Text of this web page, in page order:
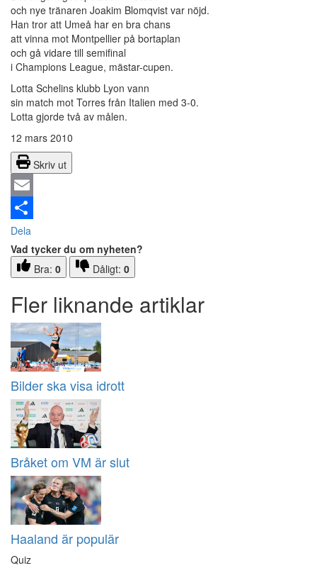
och nye tränaren Joakim Blomqvist var nöjd.
Han tror att Umeå har en bra chans
att vinna mot Montpellier på bortaplan
och gå vidare till semifinal
i Champions League, mästar-cupen.
Lotta Schelins klubb Lyon vann
sin match mot Torres från Italien med 3-0.
Lotta gjorde två av målen.
12 mars 2010
Skriv ut
Email
Dela
Vad tycker du om nyheten?
Bra: 0 Dåligt: 0
Fler liknande artiklar
Bilder ska visa idrott
Bråket om VM är slut
Haaland är populär
Quiz